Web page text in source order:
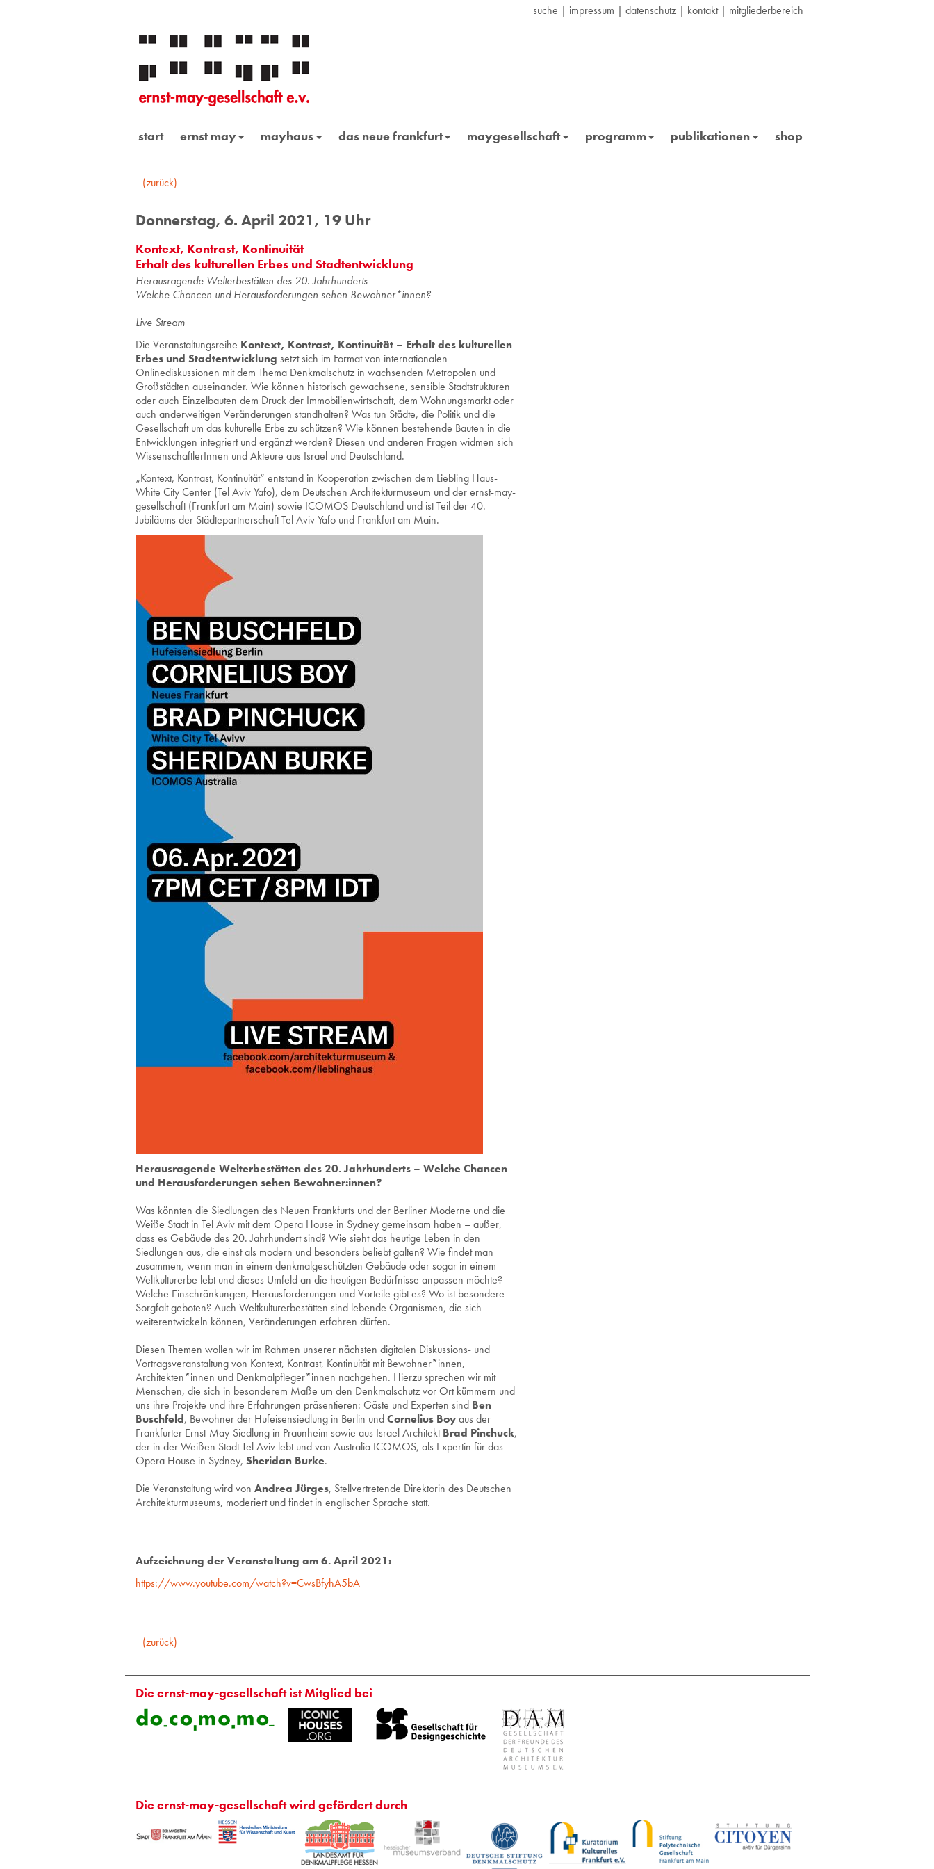
suche | impressum | datenschutz | kontakt| mitgliederbereich
start ernst may mayhaus das neue frankfurt maygesellschaft programm publikationen shop
(zurück)
Donnerstag, 6. April 2021, 19 Uhr
Kontext, Kontrast, Kontinuität
Erhalt des kulturellen Erbes und Stadtentwicklung
Herausragende Welterbestätten des 20. Jahrhunderts
Welche Chancen und Herausforderungen sehen Bewohner*innen?
Live Stream
Die Veranstaltungsreihe Kontext, Kontrast, Kontinuität – Erhalt des kulturellen
Erbes und Stadtentwicklung setzt sich im Format von internationalen
Onlinediskussionen mit dem Thema Denkmalschutz in wachsenden Metropolen und
Großstädten auseinander. Wie können historisch gewachsene, sensible Stadtstrukturen
oder auch Einzelbauten dem Druck der Immobilienwirtschaft, dem Wohnungsmarkt oder
auch anderweitigen Veränderungen standhalten? Was tun Städte, die Politik und die
Gesellschaft um das kulturelle Erbe zu schützen? Wie können bestehende Bauten in die
Entwicklungen integriert und ergänzt werden? Diesen und anderen Fragen widmen sich
WissenschaftlerInnen und Akteure aus Israel und Deutschland.
„Kontext, Kontrast, Kontinuität“ entstand in Kooperation zwischen dem Liebling Haus-
White City Center (Tel Aviv Yafo), dem Deutschen Architekturmuseum und der ernst-may-
gesellschaft (Frankfurt am Main) sowie ICOMOS Deutschland und ist Teil der 40.
Jubiläums der Städtepartnerschaft Tel Aviv Yafo und Frankfurt am Main.
Herausragende Welterbestätten des 20. Jahrhunderts – Welche Chancen
und Herausforderungen sehen Bewohner:innen?
Was könnten die Siedlungen des Neuen Frankfurts und der Berliner Moderne und die
Weiße Stadt in Tel Aviv mit dem Opera House in Sydney gemeinsam haben – außer,
dass es Gebäude des 20. Jahrhundert sind? Wie sieht das heutige Leben in den
Siedlungen aus, die einst als modern und besonders beliebt galten? Wie findet man
zusammen, wenn man in einem denkmalgeschützten Gebäude oder sogar in einem
Weltkulturerbe lebt und dieses Umfeld an die heutigen Bedürfnisse anpassen möchte?
Welche Einschränkungen, Herausforderungen und Vorteile gibt es? Wo ist besondere
Sorgfalt geboten? Auch Weltkulturerbestätten sind lebende Organismen, die sich
weiterentwickeln können, Veränderungen erfahren dürfen.
Diesen Themen wollen wir im Rahmen unserer nächsten digitalen Diskussions- und
Vortragsveranstaltung von Kontext, Kontrast, Kontinuität mit Bewohner*innen,
Architekten*innen und Denkmalpfleger*innen nachgehen. Hierzu sprechen wir mit
Menschen, die sich in besonderem Maße um den Denkmalschutz vor Ort kümmern und
uns ihre Projekte und ihre Erfahrungen präsentieren: Gäste und Experten sind Ben
Buschfeld, Bewohner der Hufeisensiedlung in Berlin undCornelius Boyaus der
Frankfurter Ernst-May-Siedlung in Praunheim sowie aus Israel ArchitektBrad Pinchuck,
der in der Weißen Stadt Tel Aviv lebt und von Australia ICOMOS, als Expertin für das
Opera House in Sydney, Sheridan Burke.
Die Veranstaltung wird von Andrea Jürges, Stellvertretende Direktorin des Deutschen
Architekturmuseums, moderiert und findet in englischer Sprache statt.
Aufzeichnung der Veranstaltung am 6. April 2021:
https://www.youtube.com/watch?v=CwsBfyhA5bA
(zurück)
Die ernst-may-gesellschaft ist Mitglied bei
Die ernst-may-gesellschaft wird gefördert durch